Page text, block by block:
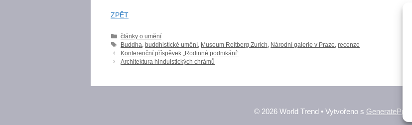
ZPĚT
Rubriky
články o umění
Štítky
Buddha ,buddhistické umění Museum Reitberg Zurich Národní galerie v Praze ,recenze
Konferenční příspěvek „Rodinné podnikání“
Architektura hinduistických chrámů
© 2026 World Trend• Vytvořeno s GeneratePress